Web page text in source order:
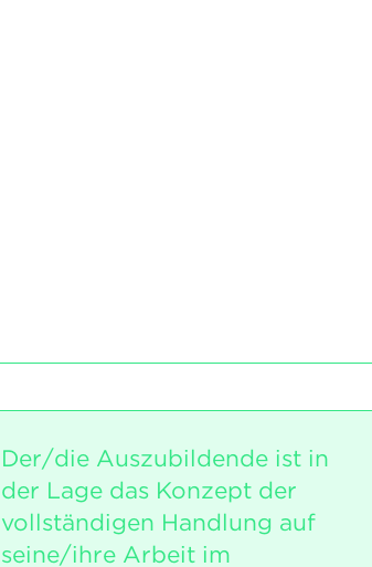
Der/die Auszubildende ist in
der Lage das Konzept der
vollständigen Handlung auf
seine/ihre Arbeit im